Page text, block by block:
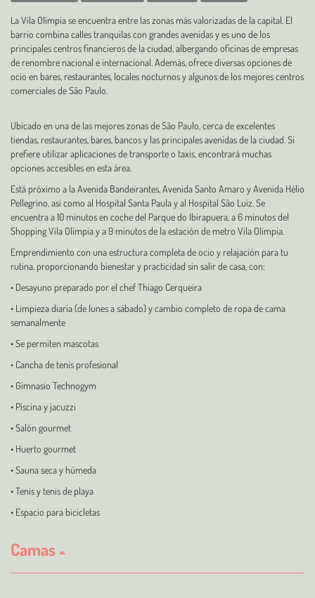
La Vila Olímpia se encuentra entre las zonas más valorizadas de la capital. El
barrio combina calles tranquilas con grandes avenidas y es uno de los
principales centros financieros de la ciudad, albergando oficinas de empresas
de renombre nacional e internacional. Además, ofrece diversas opciones de
ocio en bares, restaurantes, locales nocturnos y algunos de los mejores centros
comerciales de São Paulo.
Ubicado en una de las mejores zonas de São Paulo, cerca de excelentes
tiendas, restaurantes, bares, bancos y las principales avenidas de la ciudad. Si
prefiere utilizar aplicaciones de transporte o taxis, encontrará muchas
opciones accesibles en esta área.
Está próximo a la Avenida Bandeirantes, Avenida Santo Amaro y Avenida Hélio
Pellegrino, así como al Hospital Santa Paula y al Hospital São Luiz. Se
encuentra a 10 minutos en coche del Parque do Ibirapuera, a 6 minutos del
Shopping Vila Olímpia y a 9 minutos de la estación de metro Vila Olímpia.
Emprendimiento con una estructura completa de ocio y relajación para tu
rutina, proporcionando bienestar y practicidad sin salir de casa, con:
• Desayuno preparado por el chef Thiago Cerqueira
• Limpieza diaria (de lunes a sábado) y cambio completo de ropa de cama
semanalmente
• Se permiten mascotas
• Cancha de tenis profesional
• Gimnasio Technogym
• Piscina y jacuzzi
• Salón gourmet
• Huerto gourmet
• Sauna seca y húmeda
• Tenis y tenis de playa
• Espacio para bicicletas
Camas